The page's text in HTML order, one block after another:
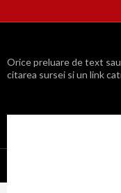
Orice preluare de text
citarea sursei si un link